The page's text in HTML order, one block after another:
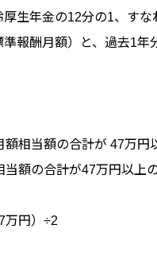
生年金の12分の1、すな
報酬月額）と、過去1
相当額の合計が 47万円
額の合計が47万円以上
万円）÷2